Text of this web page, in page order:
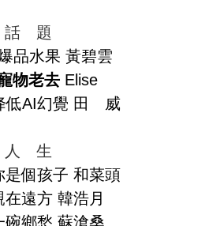
話 題
品水果 黃碧雲
物老去 Elise
低AI幻覺 田 威
人 生
是個孩子 和菜頭
在遠方 韓浩月
碗鄉愁 蘇滄桑